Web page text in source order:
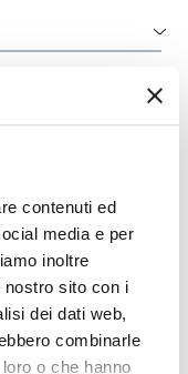
contenuti ed
media e per
inoltre
sito con i
dei dati web,
combinarle
o che hanno